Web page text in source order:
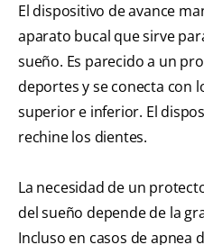
El dispositivo de avance
aparato bucal que sirve
sueño. Es parecido a un
deportes y se conecta con
superior e inferior. El
rechine los dientes.
La necesidad de un
del sueño depende de la
Incluso en casos de apnea